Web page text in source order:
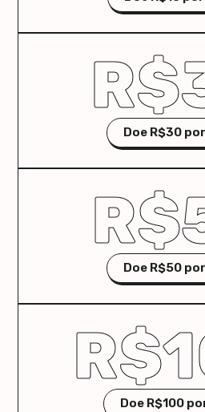
Doe R$30
Doe R$50
Doe R$100